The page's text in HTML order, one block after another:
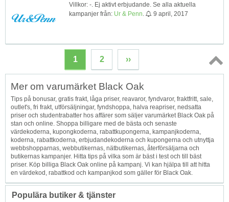
Villkor: -. Ej aktivt erbjudande. Se alla aktuella
kampanjer från: Ur & Penn 9 april, 2017
1 2 ››
Topp
Mer om varumärket Black Oak
Tips på bonusar, gratis frakt, låga priser, reavaror, fyndvaror, fraktfritt, sale,
outlet's, fri frakt, utförsäljningar, fyndshoppa, halva reapriser, nedsatta
priser och studentrabatter hos affärer som säljer varumärket Black Oak på
stan och online. Shoppa billigare med de bästa och senaste
värdekoderna, kupongkoderna, rabattkupongerna, kampanjkoderna,
koderna, rabattkoderna, erbjudandekoderna och kupongerna och utnyttja
webbshopparnas, webbutikernas, nätbutikernas, återförsäljarna och
butikernas kampanjer. Hitta tips på vilka som är bäst i test och till bäst
priser. Köp billiga Black Oak online på kampanj. Vi kan hjälpa till att hitta
en värdekod, rabattkod och kampanjkod som gäller för Black Oak.
Populära butiker & tjänster